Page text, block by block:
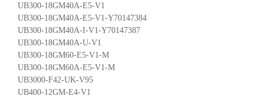
UB300-18GM40A-E5-V1
UB300-18GM40A-E5-V1-Y70147384
UB300-18GM40A-I-V1-Y70147387
UB300-18GM40A-U-V1
UB300-18GM60-E5-V1-M
UB300-18GM60A-E5-V1-M
UB3000-F42-UK-V95
UB400-12GM-E4-V1